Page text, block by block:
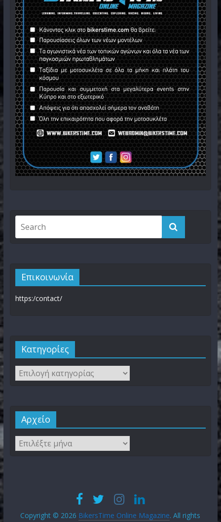
Επικοινωνία
https:/contact/
Kατηγορίες
Αρχείο
Copyright © 2026 BikersTime Online Magazine. All rights